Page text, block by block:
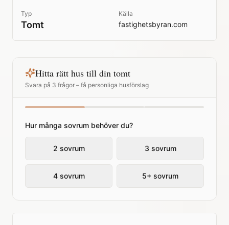
Typ
Tomt
Källa
fastighetsbyran.com
Hitta rätt hus till din tomt
Svara på 3 frågor – få personliga husförslag
Hur många sovrum behöver du?
2 sovrum 3 sovrum
4 sovrum 5+ sovrum